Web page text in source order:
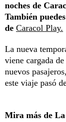
noches de
También
de Caracol Play.
La nueva
viene cargada
nuevos
este viaje pasó
Mira más de